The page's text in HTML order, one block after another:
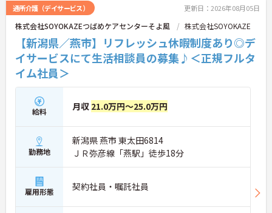
通所介護（デイサービス） 更新日：2026年08月05日
株式会社SOYOKAZEつばめケアセンターそよ風 株式会社SOYOKAZE
【新潟県／燕市】リフレッシュ休暇制度あり◎デ
イサービスにて生活相談員の募集♪＜正規フルタ
イム社員＞
給料 月収 21.0万円～25.0万円
勤務地
新潟県 燕市 東太田6814
ＪＲ弥彦線「燕駅」徒歩18分
雇用形態 契約社員・嘱託社員